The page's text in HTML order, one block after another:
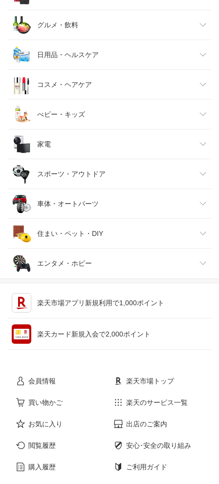
レディースファッション
メンズファッション
キッズファッション
ベビーファッション
インナー・下着・ナイトウェア
バッグ・小物・ブランド雑貨
靴
腕時計
ジュエリー・アクセサリー
グルメ・飲料
食品
スイーツ・お菓子
水・ソフトドリンク
ビール・洋酒
ワイン
日本酒・焼酎
日用品・ヘルスケア
日用品雑貨・文房具・手芸
ダイエット・健康
医薬品・コンタクト・介護
コスメ・ヘアケア
美容・コスメ・香水
べビー・キッズ
キッズ・ベビー・マタニティ
おもちゃ
家電
家電
TV・オーディオ・カメラ
スマートフォン・タブレット
パソコン・周辺機器
スポーツ・アウトドア
スポーツ・アウトドア
ゴルフ
車体・オートパーツ
車用品・バイク用品
車・バイク
住まい・ペット・DIY
インテリア・寝具・収納
サービス・リフォーム
エンタメ・ホビー
楽器・音響機器
楽天市場アプリ新規利用で1,000ポイント
楽天カード新規入会で2,000ポイント
会員情報 楽天市場トップ
買い物かご 楽天のサービス一覧
お気に入り 出店のご案内
閲覧履歴 安心･安全の取り組み
購入履歴 ご利用ガイド